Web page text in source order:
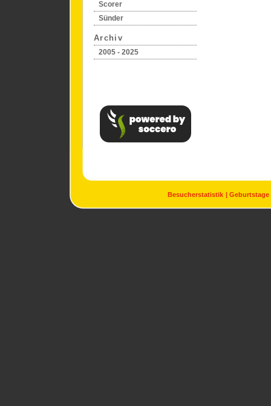
Scorer
Sünder
Archiv
2005 - 2025
Besucherstatistik Geburtstage